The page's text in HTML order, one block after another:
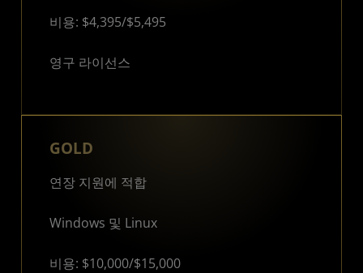
비용: $4,395/$5,495
영구 라이선스
GOLD
연장 지원에 적합
Windows 및 Linux
비용: $10,000/$15,000